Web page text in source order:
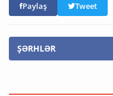
Paylaş Tweet
ŞƏRHLƏR